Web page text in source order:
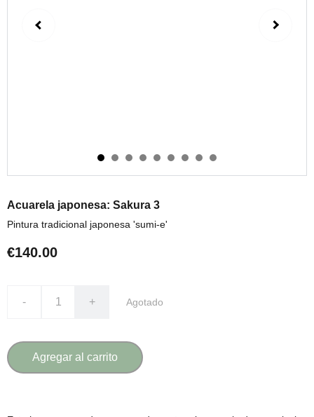
Acuarela japonesa: Sakura 3
Pintura tradicional japonesa 'sumi-e'
€140.00
- + Agotado
Agregar al carrito